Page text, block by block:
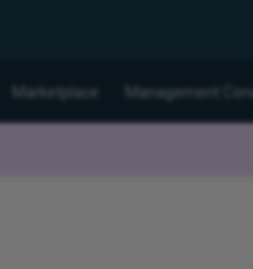
Marketplace Management